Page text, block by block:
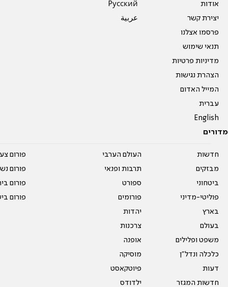
אודות
יצירת קשר
פרסמו אצלנו
תנאי שימוש
מדיניות פרטיות
הצהרת נגישות
המייל האדום
עברית
English
Pусский
عربية
מדורים
חדשות
מבזקים
ביטחוני
פוליטי-מדיני
בארץ
בעולם
משפט ופלילים
כלכלה ונדל"ן
דעות
חדשות המגזר
העולם הערבי
תרבות ופנאי
ספורט
פורומים
יהדות
צרכנות
אופנה
מוסיקה
פיוטקאסט
ילדודס
פורום
פורום
פורום
פורום